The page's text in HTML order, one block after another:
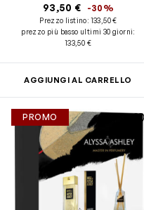
93,50 € -30%
Prezzo listino:133,50 €
prezzo più basso ultimi 30 giorni:
133,50 €
AGGIUNGI AL CARRELLO
PROMO